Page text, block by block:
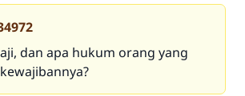
dan apa hukum orang yang